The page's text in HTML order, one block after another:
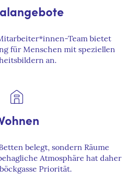
Team bietet
für Menschen mit speziellen
an.
belegt, sondern Räume
Atmosphäre hat daher
Priorität.